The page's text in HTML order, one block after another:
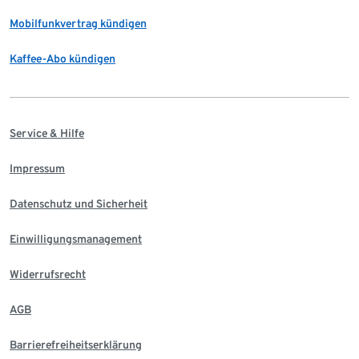
Mobilfunkvertrag kündigen
Kaffee-Abo kündigen
Service & Hilfe
Impressum
Datenschutz und Sicherheit
Einwilligungsmanagement
Widerrufsrecht
AGB
Barrierefreiheitserklärung